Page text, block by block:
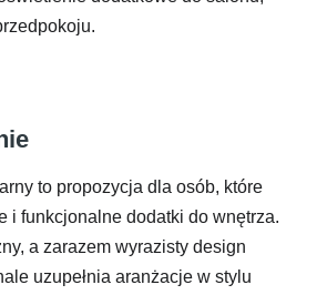
to propozycja dla osób, które
i funkcjonalne dodatki do wnętrza.
a zarazem wyrazisty design
uzupełnia aranżacje w stylu